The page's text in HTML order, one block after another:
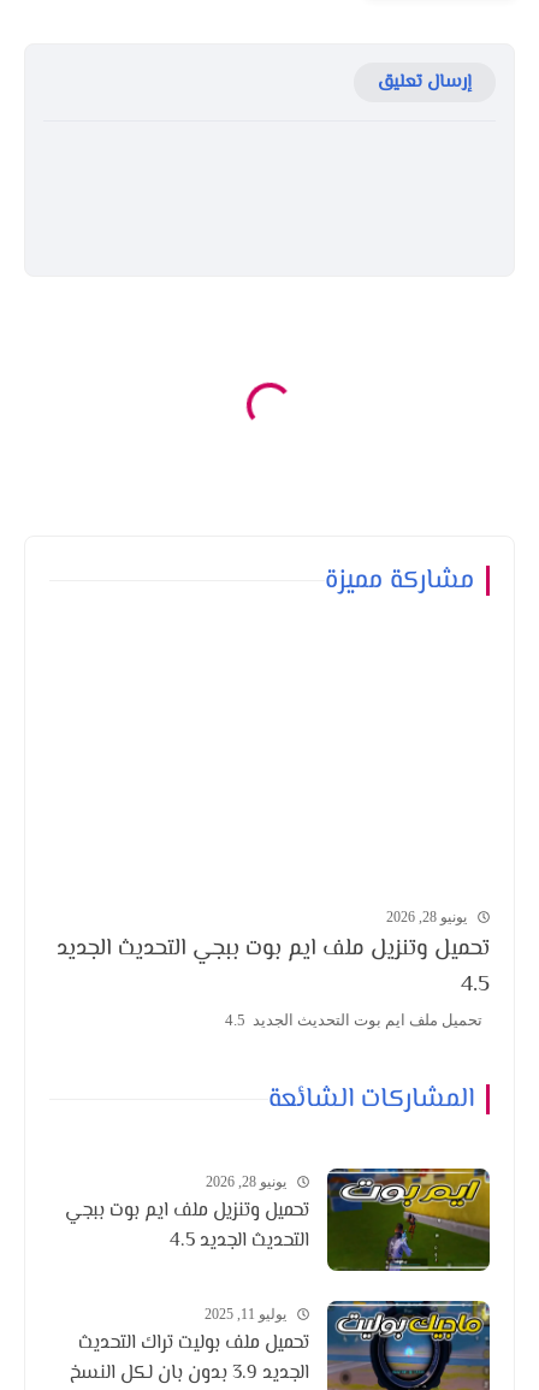
إرسال تعليق
مشاركة مميزة
يونيو 28, 2026
تحميل وتنزيل ملف ايم بوت ببجي التحديث الجديد
4.5
تحميل ملف ايم بوت التحديث الجديد 4.5
المشاركات الشائعة
يونيو 28, 2026
تحميل وتنزيل ملف ايم بوت ببجي
التحديث الجديد 4.5
يوليو 11, 2025
تحميل ملف بوليت تراك التحديث
الجديد 3.9 بدون بان لكل النسخ